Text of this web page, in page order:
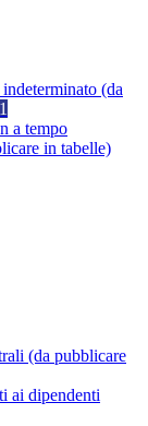
(da
a tempo
in tabelle)
(da pubblicare
ai dipendenti